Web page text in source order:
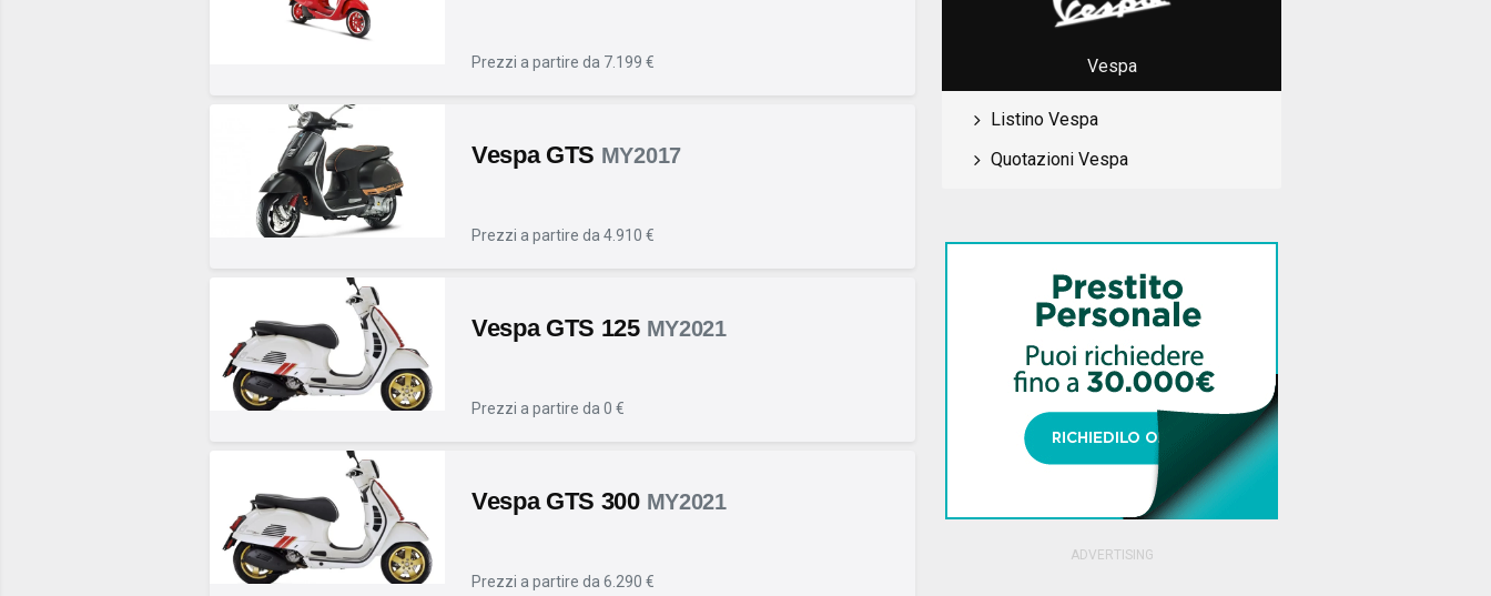
Prezzi a partire da 7.199 €
Vespa GTS MY2017
Prezzi a partire da 4.910 €
Vespa GTS 125 MY2021
Prezzi a partire da 0 €
Vespa GTS 300 MY2021
Prezzi a partire da 6.290 €
Vespa
Listino Vespa
Quotazioni Vespa